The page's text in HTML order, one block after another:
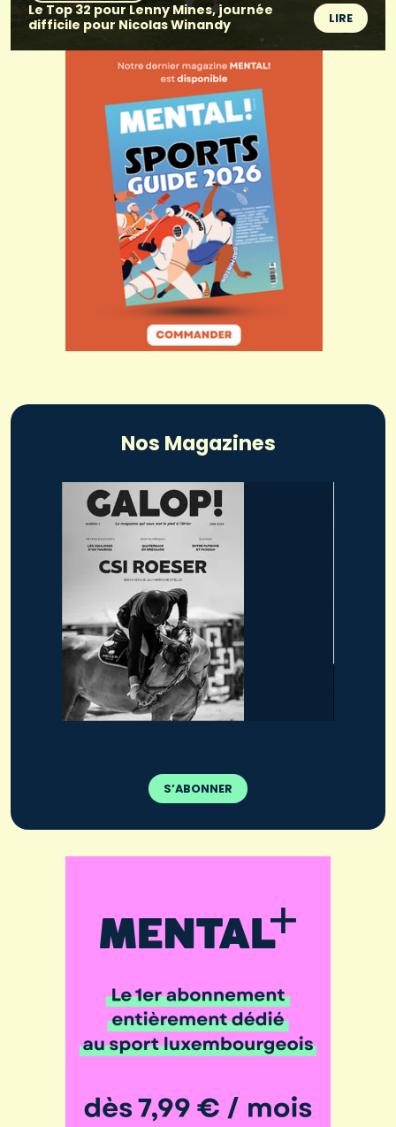
Le Top 32 pour Lenny Mines, journée
difficile pour Nicolas Winandy
LIRE
Nos Magazines
S’ABONNER